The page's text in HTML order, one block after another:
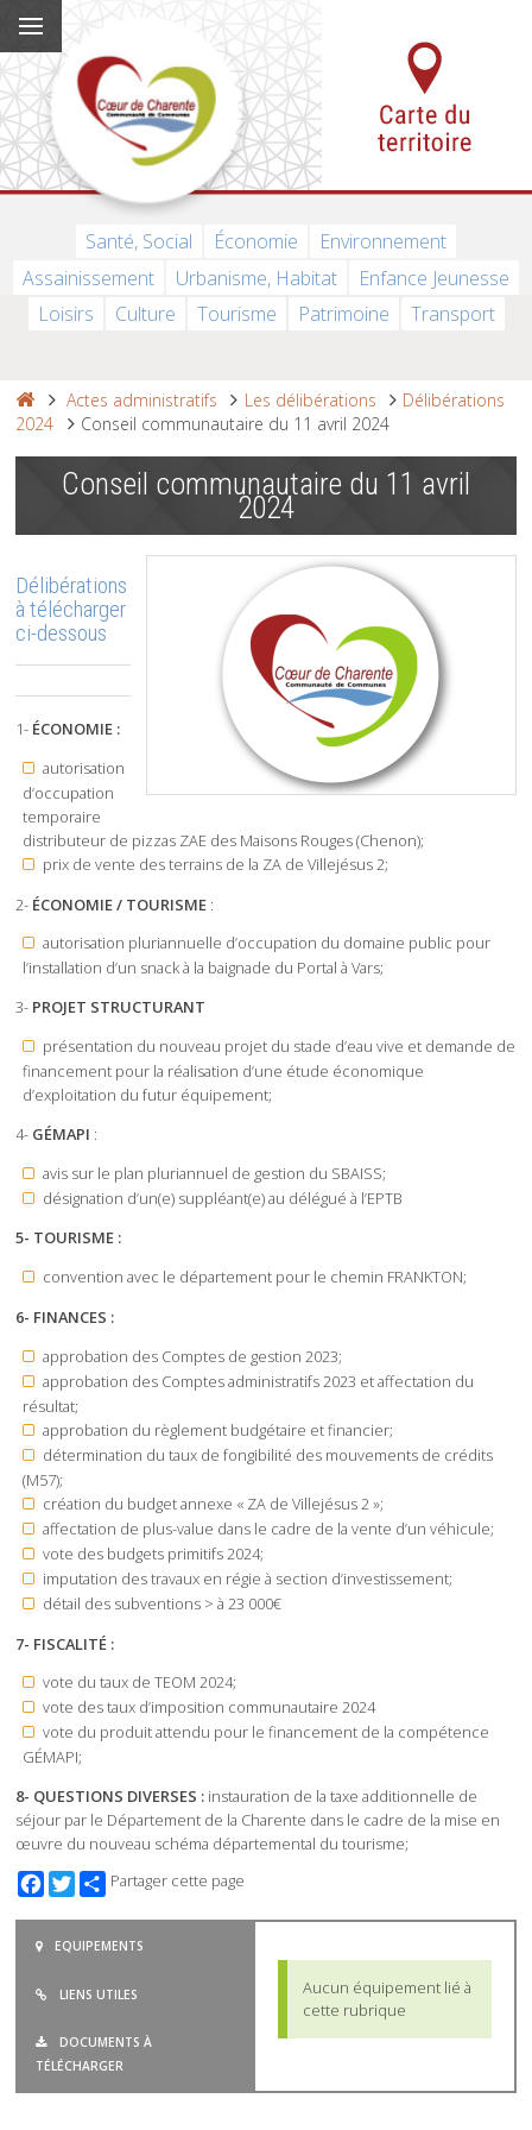
Santé, Social Économie
Environnement
Assainissement
Urbanisme, Habitat
Enfance Jeunesse
Loisirs
Culture Tourisme Patrimoine Transport
Actes administratifs Les délibérations
Délibérations
2024
Conseil communautaire du 11 avril 2024
Conseil communautaire du 11 avril
2024
Délibérations
à télécharger
ci-dessous
1- ÉCONOMIE :
autorisation
d’occupation
temporaire
distributeur de pizzas ZAE des Maisons Rouges (Chenon);
prix de vente des terrains de la ZA de Villejésus 2;
2- ÉCONOMIE / TOURISME:
autorisation pluriannuelle d’occupation du domaine public pour
l’installation d’un snack à la baignade du Portal à Vars;
3- PROJET STRUCTURANT
présentation du nouveau projet du stade d’eau vive et demande de
financement pour la réalisation d’une étude économique
d’exploitation du futur équipement;
4- GÉMAPI :
avis sur le plan pluriannuel de gestion du SBAISS;
désignation d’un(e) suppléant(e) au délégué à l’EPTB
5- TOURISME :
convention avec le département pour le chemin FRANKTON;
6- FINANCES :
approbation des Comptes de gestion 2023;
approbation des Comptes administratifs 2023 et affectation du
résultat;
approbation du règlement budgétaire et financier;
détermination du taux de fongibilité des mouvements de crédits
(M57);
création du budget annexe « ZA de Villejésus 2 »;
affectation de plus-value dans le cadre de la vente d’un véhicule;
vote des budgets primitifs 2024;
imputation des travaux en régie à section d’investissement;
détail des subventions > à 23 000€
7- FISCALITÉ :
vote du taux de TEOM 2024;
vote des taux d’imposition communautaire 2024
vote du produit attendu pour le financement de la compétence
GÉMAPI;
8- QUESTIONS DIVERSES : instauration de la taxe additionnelle de
séjour par le Département de la Charente dans le cadre de la mise en
œuvre du nouveau schéma départemental du tourisme;
Facebook
TwitterPartager cette page
EQUIPEMENTS
LIENS UTILES
DOCUMENTS À
TÉLÉCHARGER
Aucun équipement lié à
cette rubrique